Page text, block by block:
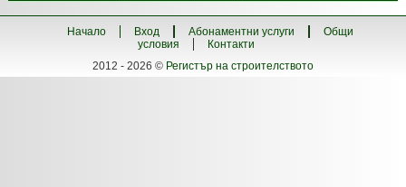
Начало Вход Абонаментни услуги
Общи
условия
Контакти
2012 - 2026 © Регистър на строителството